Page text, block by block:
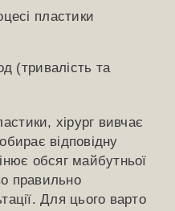
пластики
(тривалість та
хірург вивчає
відповідну
обсяг майбутньої
правильно
Для цього варто